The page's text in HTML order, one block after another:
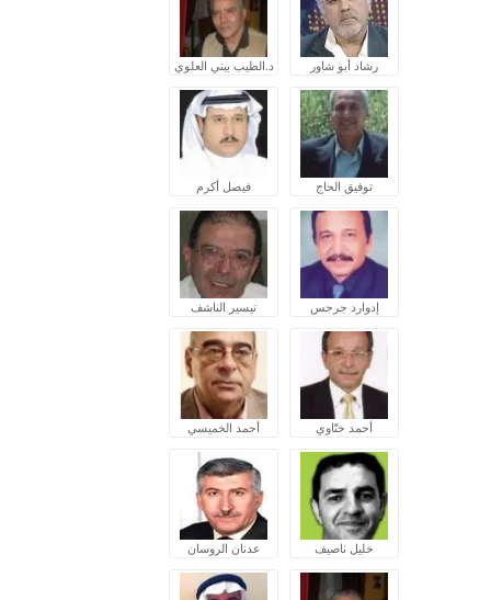
رشاد أبو شاور د.الطيب بيتي العلوي
توفيق الحاج فيصل أكرم
إدوارد جرجس تيسير الناشف
أحمد ختّاوي أحمد الخميسي
خليل ناصيف عدنان الروسان